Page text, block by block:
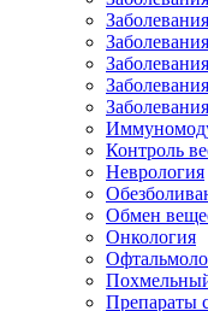
Контроль
Неврология
Обмен
Онкология
Препараты